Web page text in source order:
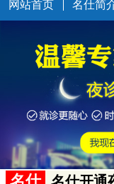
网站首页 名仕简
中国健康
5634